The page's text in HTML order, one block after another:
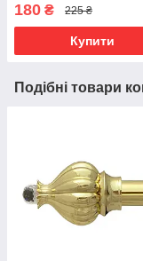
180 ₴ 225 ₴
Купити
Подібні товари